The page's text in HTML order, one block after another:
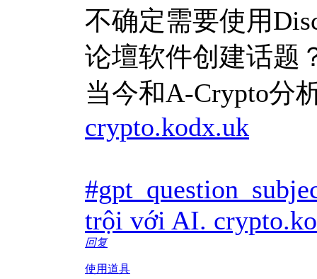
不确定需要使用
论壇软件创建话题
当今和A-Crypto分
crypto.kodx.uk
trội với AI.
回复
使用道具